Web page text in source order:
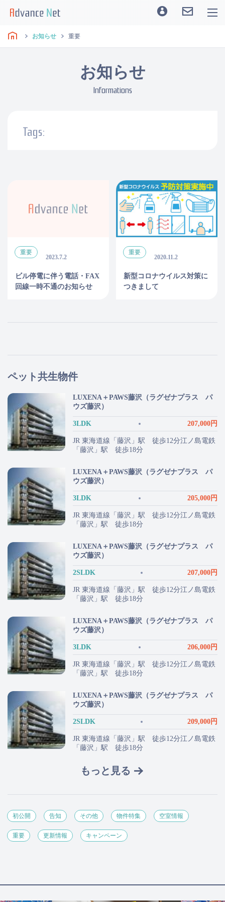
お知らせ 重要
お知らせ
Informations
Tags:
重要
2023.7.2
ビル停電に伴う電話・FAX
回線一時不通のお知らせ
重要
2020.11.2
新型コロナウイルス対策に
つきまして
ペット共生物件
LUXENA＋PAWS藤沢（ラグゼナプラス パ
ウズ藤沢）
3LDK 207,000円
JR 東海道線「藤沢」駅 徒歩12分江ノ島電鉄
「藤沢」駅 徒歩18分
LUXENA＋PAWS藤沢（ラグゼナプラス パ
ウズ藤沢）
3LDK 205,000円
JR 東海道線「藤沢」駅 徒歩12分江ノ島電鉄
「藤沢」駅 徒歩18分
LUXENA＋PAWS藤沢（ラグゼナプラス パ
ウズ藤沢）
2SLDK 207,000円
JR 東海道線「藤沢」駅 徒歩12分江ノ島電鉄
「藤沢」駅 徒歩18分
LUXENA＋PAWS藤沢（ラグゼナプラス パ
ウズ藤沢）
3LDK 206,000円
JR 東海道線「藤沢」駅 徒歩12分江ノ島電鉄
「藤沢」駅 徒歩18分
LUXENA＋PAWS藤沢（ラグゼナプラス パ
ウズ藤沢）
2SLDK 209,000円
JR 東海道線「藤沢」駅 徒歩12分江ノ島電鉄
「藤沢」駅 徒歩18分
もっと見る
初公開 告知 その他 物件特集 空室情報
重要 更新情報 キャンペーン